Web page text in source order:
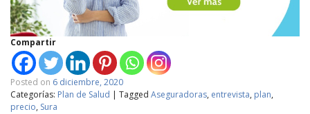
Compartir
Posted on 6 diciembre, 2020
Categorías: Plan de Salud | Tagged Aseguradoras, entrevista, plan,
precio, Sura